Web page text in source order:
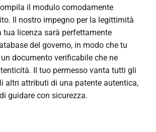
il modulo comodamente
Il nostro impegno per la legittimità
tua licenza sarà perfettamente
del governo, in modo che tu
documento verificabile che ne
Il tuo permesso vanta tutti gli
altri attributi di una patente autentica,
guidare con sicurezza.